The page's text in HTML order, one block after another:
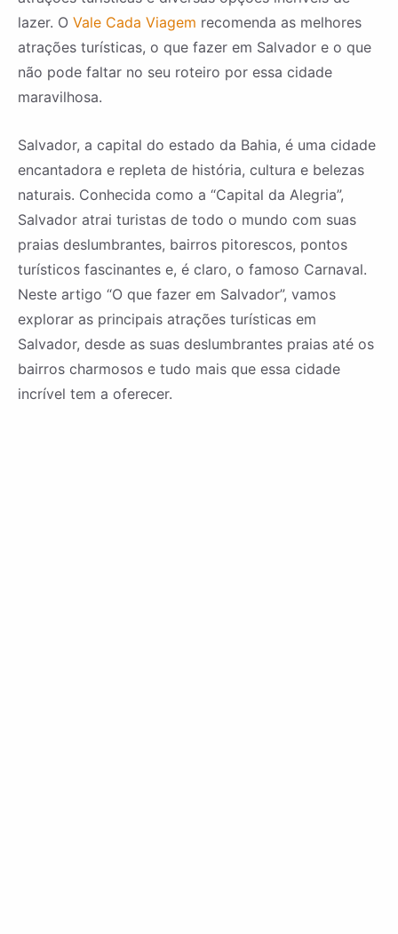
lazer. O Vale Cada Viagem recomenda as melhores
atrações turísticas, o que fazer em Salvador e o que
não pode faltar no seu roteiro por essa cidade
maravilhosa.
Salvador, a capital do estado da Bahia, é uma cidade
encantadora e repleta de história, cultura e belezas
naturais. Conhecida como a “Capital da Alegria”,
Salvador atrai turistas de todo o mundo com suas
praias deslumbrantes, bairros pitorescos, pontos
turísticos fascinantes e, é claro, o famoso Carnaval.
Neste artigo “O que fazer em Salvador”, vamos
explorar as principais atrações turísticas em
Salvador, desde as suas deslumbrantes praias até os
bairros charmosos e tudo mais que essa cidade
incrível tem a oferecer.